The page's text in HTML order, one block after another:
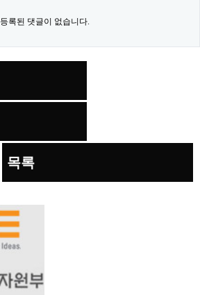
등록된 댓글이 없습니다.
목록